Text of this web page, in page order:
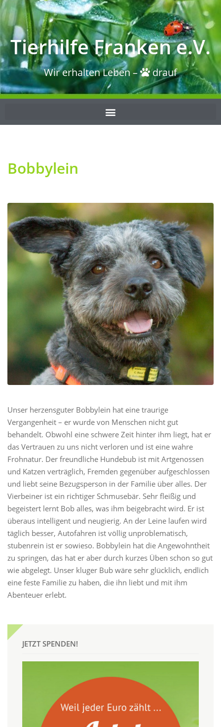
Tierhilfe Franken e.V.
Wir erhalten Leben – drauf
Bobbylein
Unser herzensguter Bobbylein hat eine traurige
Vergangenheit – er wurde von Menschen nicht gut
behandelt. Obwohl eine schwere Zeit hinter ihm liegt, hat er
das Vertrauen zu uns nicht verloren und ist eine wahre
Frohnatur. Der freundliche Hundebub ist mit Artgenossen
und Katzen verträglich, Fremden gegenüber aufgeschlossen
und liebt seine Bezugsperson in der Familie über alles. Der
Vierbeiner ist ein richtiger Schmusebär. Sehr fleißig und
begeistert lernt Bob alles, was ihm beigebracht wird. Er ist
überaus intelligent und neugierig. An der Leine laufen wird
täglich besser, Autofahren ist völlig unproblematisch,
stubenrein ist er sowieso. Bobbylein hat die Angewohntheit
zu springen, das hat er aber durch kurzes Üben schon so gut
wie abgelegt. Unser kluger Bub wäre sehr glücklich, endlich
eine feste Familie zu haben, die ihn liebt und mit ihm
Abenteuer erlebt.
JETZT SPENDEN!